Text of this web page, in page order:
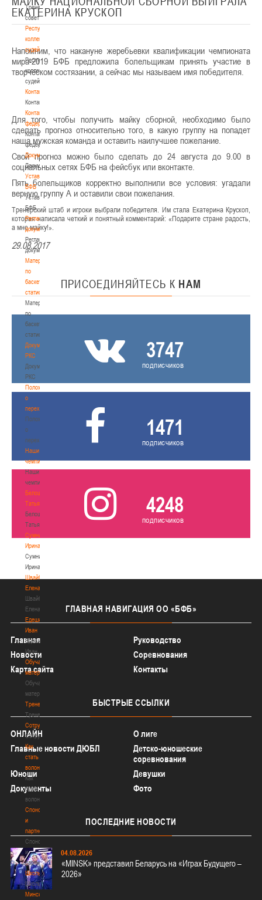
Тренерский
совет
Республиканская
коллегия
судей
Республиканская
коллегия
судей
Контакты
Контакты
Контакты
федерации
Контакты
федерации
Документы
Документы
Устав
БФБ
Устав
БФБ
Регламентирующие
документы
Регламентирующие
документы
Материалы
по
баскетбольной
статистике
Материалы
по
баскетбольной
статистике
Документы
РКС
Документы
РКС
Положение
о
переходах
Положение
о
переходах
Наши
чемпионы
Наши
чемпионы
Белошапко
Татьяна
Белошапко
Татьяна
Сумникова
Ирина
Сумникова
Ирина
Швайбович
Елена
Швайбович
Елена
Едешко
Иван
Едешко
Иван
Обучающие
материалы
Обучающие
материалы
Тренерам
Тренерам
Сотрудничество
Сотрудничество
Как
стать
волонтером
Как
стать
волонтером
Спонсоры
и
партнеры
Спонсоры
и
партнеры
Школы
Школы
Минск
ЕКАТЕРИНА КРУСКОП
Напомним, что накануне жеребьевки квалификации чемпионата
мира-2019 БФБ предложила болельщикам принять участие в
творческом состязании, а сейчас мы называем имя победителя.
Для того, чтобы получить майку сборной, необходимо было
сделать прогноз относительно того, в какую группу на попадет
наша мужская команда и оставить наилучшее пожелание.
Свой прогноз можно было сделать до 24 августа до 9.00 в
социальных сетях БФБ на фейсбук или вконтакте.
Пять болельщиков корректно выполнили все условия: угадали
верную группу А и оставили свои пожелания.
Тренерский штаб и игроки выбрали победителя. Им стала Екатерина Крускоп,
которая написала четкий и понятный комментарий: «Подарите стране радость,
а мне майку!».
29.08.2017
ПРИСОЕДИНЯЙТЕСЬ К НАМ
3747
подписчиков
1471
подписчиков
4248
подписчиков
ГЛАВНАЯ НАВИГАЦИЯ ОО «БФБ»
Главная
Руководство
Новости
Соревнования
Карта сайта
Контакты
БЫСТРЫЕ ССЫЛКИ
ОНЛАЙН
О лиге
Главные новости ДЮБЛ
Детско-юношеские
соревнования
Юноши
Девушки
Документы
Фото
ПОСЛЕДНИЕ НОВОСТИ
04.08.2026
«MINSK» представил Беларусь на «Играх Будущего –
2026»